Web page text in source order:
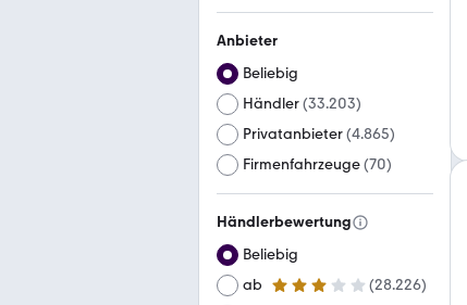
Anbieter
Beliebig
Händler(33.203)
Privatanbieter(4.865)
Firmenfahrzeuge(70)
Händlerbewertung
Beliebig
ab
3 Sterne (28.226)